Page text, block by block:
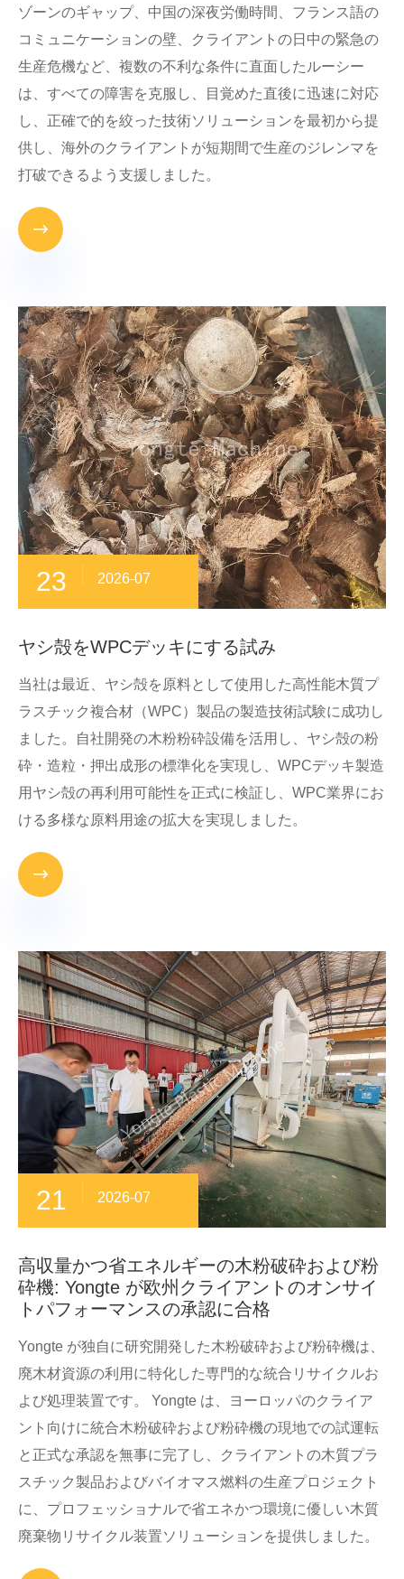
ゾーンのギャップ、中国の深夜労働時間、フランス語の
コミュニケーションの壁、クライアントの日中の緊急の
生産危機など、複数の不利な条件に直面したルーシー
は、すべての障害を克服し、目覚めた直後に迅速に対応
し、正確で的を絞った技術ソリューションを最初から提
供し、海外のクライアントが短期間で生産のジレンマを
打破できるよう支援しました。

23 2026-07
ヤシ殻をWPCデッキにする試み
当社は最近、ヤシ殻を原料として使用した高性能木質プ
ラスチック複合材（WPC）製品の製造技術試験に成功し
ました。自社開発の木粉粉砕設備を活用し、ヤシ殻の粉
砕・造粒・押出成形の標準化を実現し、WPCデッキ製造
用ヤシ殻の再利用可能性を正式に検証し、WPC業界にお
ける多様な原料用途の拡大を実現しました。

21 2026-07
高収量かつ省エネルギーの木粉破砕および粉
砕機: Yongte が欧州クライアントのオンサイ
トパフォーマンスの承認に合格
Yongte が独自に研究開発した木粉破砕および粉砕機は、
廃木材資源の利用に特化した専門的な統合リサイクルお
よび処理装置です。 Yongte は、ヨーロッパのクライア
ント向けに統合木粉破砕および粉砕機の現地での試運転
と正式な承認を無事に完了し、クライアントの木質プラ
スチック製品およびバイオマス燃料の生産プロジェクト
に、プロフェッショナルで省エネかつ環境に優しい木質
廃棄物リサイクル装置ソリューションを提供しました。